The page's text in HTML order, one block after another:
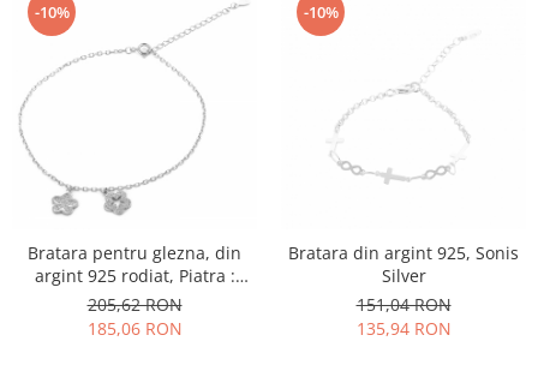
-10%
Bratara pentru glezna, din
argint 925 rodiat, Piatra :
cubic zirconia , Culoare :
transparenta , Sonis Silver
205,62 RON
185,06 RON
-10%
Bratara din argint 925, Sonis
Silver
151,04 RON
135,94 RON